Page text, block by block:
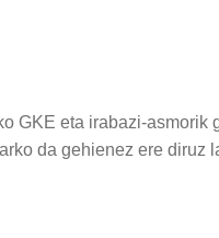
GKE eta irabazi-asmorik
da gehienez ere diruz